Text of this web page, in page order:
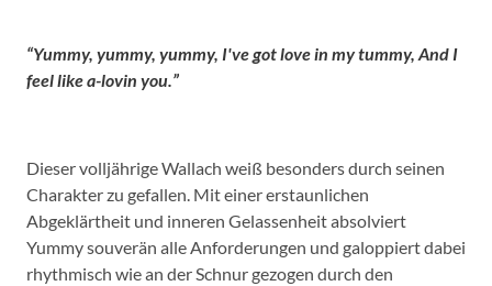
“Yummy, yummy, yummy, I've got love in my tummy, And I
feel like a-lovin you.”
Dieser volljährige Wallach weiß besonders durch seinen
Charakter zu gefallen. Mit einer erstaunlichen
Abgeklärtheit und inneren Gelassenheit absolviert
Yummy souverän alle Anforderungen und galoppiert dabei
rhythmisch wie an der Schnur gezogen durch den